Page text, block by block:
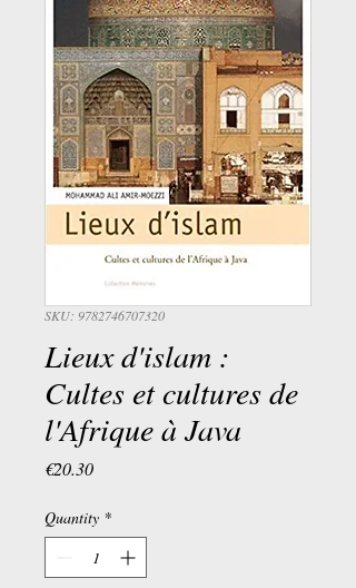
SKU: 9782746707320
Lieux d'islam :
Cultes et cultures de
l'Afrique à Java
€20.30Price
Quantity *